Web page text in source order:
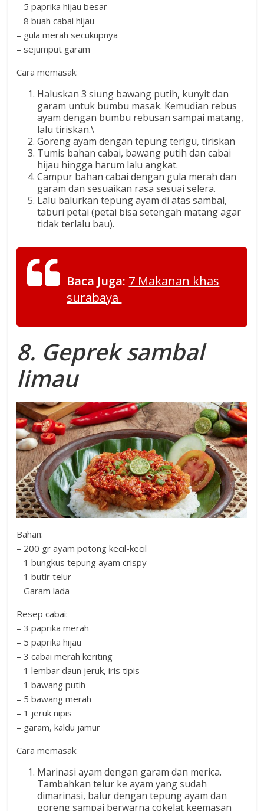
– 5 paprika hijau besar
– 8 buah cabai hijau
– gula merah secukupnya
– sejumput garam
Cara memasak:
Haluskan 3 siung bawang putih, kunyit dan
garam untuk bumbu masak. Kemudian rebus
ayam dengan bumbu rebusan sampai matang,
lalu tiriskan.\
Goreng ayam dengan tepung terigu, tiriskan
Tumis bahan cabai, bawang putih dan cabai
hijau hingga harum lalu angkat.
Campur bahan cabai dengan gula merah dan
garam dan sesuaikan rasa sesuai selera.
Lalu balurkan tepung ayam di atas sambal,
taburi petai (petai bisa setengah matang agar
tidak terlalu bau).
Baca Juga: 7 Makanan khas
surabaya
8. Geprek sambal
limau
Bahan:
– 200 gr ayam potong kecil-kecil
– 1 bungkus tepung ayam crispy
– 1 butir telur
– Garam lada
Resep cabai:
– 3 paprika merah
– 5 paprika hijau
– 3 cabai merah keriting
– 1 lembar daun jeruk, iris tipis
– 1 bawang putih
– 5 bawang merah
– 1 jeruk nipis
– garam, kaldu jamur
Cara memasak:
Marinasi ayam dengan garam dan merica.
Tambahkan telur ke ayam yang sudah
dimarinasi, balur dengan tepung ayam dan
goreng sampai berwarna cokelat keemasan